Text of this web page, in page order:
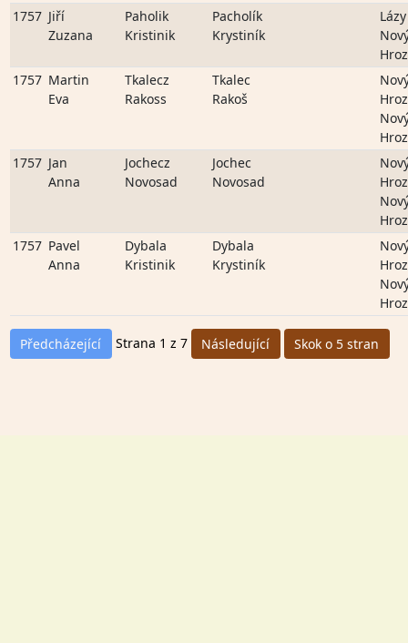
1757 Jiří
Zuzana
Paholik
Kristinik
Pacholík
Krystiník
Lázy
1757 Martin
Eva
Tkalecz
Rakoss
Tkalec
Rakoš
1757 Jan
Anna
Jochecz
Novosad
Jochec
Novosad
1757 Pavel
Anna
Dybala
Kristinik
Dybala
Krystiník
Předcházející Strana 1 z 7 Následující Skok o 5 stran